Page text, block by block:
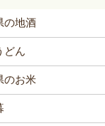
の地酒
どん
のお米